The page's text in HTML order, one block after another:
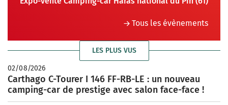
Tous les évènements
LES PLUS VUS
02/08/2026
Carthago C-Tourer I 146 FF-RB-LE : un nouveau
camping-car de prestige avec salon face-face !